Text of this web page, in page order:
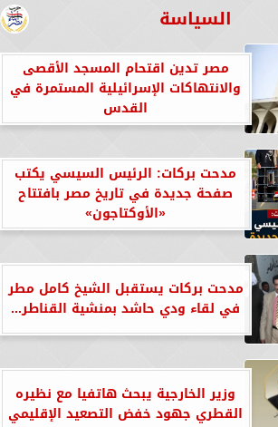
السياسة
مصر تدين اقتحام المسجد الأقصى
والانتهاكات الإسرائيلية المستمرة في
القدس
مدحت بركات: الرئيس السيسي يكتب
صفحة جديدة في تاريخ مصر بافتتاح
«الأوكتاجون»
مدحت بركات يستقبل الشيخ كامل مطر
في لقاء ودي حاشد بمنشية القناطر...
وزير الخارجية يبحث هاتفيا مع نظيره
القطري جهود خفض التصعيد الإقليمي